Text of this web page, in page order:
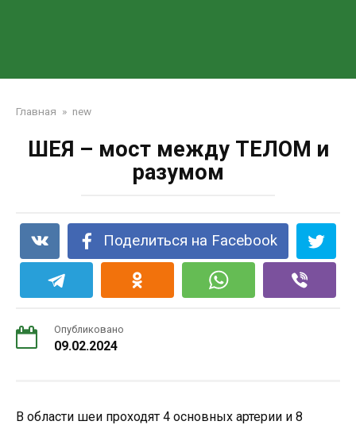
Главная » new
ШЕЯ – мост между ТЕЛОМ и
разумом
Поделиться на Facebook
Опубликовано
09.02.2024
В области шеи проходят 4 основных артерии и 8